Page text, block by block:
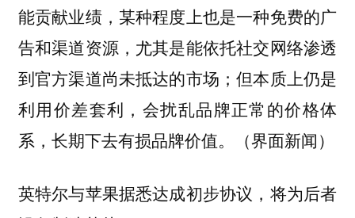
能贡献业绩，某种程度上也是一种免费的广
告和渠道资源，尤其是能依托社交网络渗透
到官方渠道尚未抵达的市场；但本质上仍是
利用价差套利，会扰乱品牌正常的价格体
系，长期下去有损品牌价值。（界面新闻）
英特尔与苹果据悉达成初步协议，将为后者